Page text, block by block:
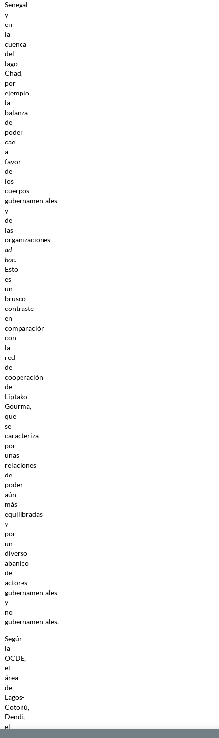
Senegal
y
en
la
cuenca
del
lago
Chad,
por
ejemplo,
la
balanza
de
poder
cae
a
favor
de
los
cuerpos
gubernamentales
y
de
las
organizaciones
ad
hoc.
Esto
es
un
brusco
contraste
en
comparación
con
la
red
de
cooperación
de
Liptako-
Gourma,
que
se
caracteriza
por
unas
relaciones
de
poder
aún
más
equilibradas
y
por
un
diverso
abanico
de
actores
gubernamentales
y
no
gubernamentales.
Según
la
OCDE,
el
área
de
Lagos-
Cotonú,
Dendi,
el